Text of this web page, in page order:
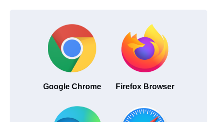
Google Chrome Firefox Browser